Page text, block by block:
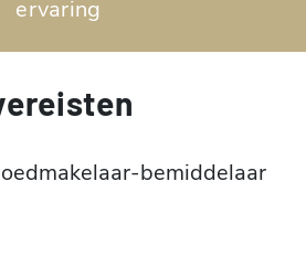
ervaring
bemiddelaar